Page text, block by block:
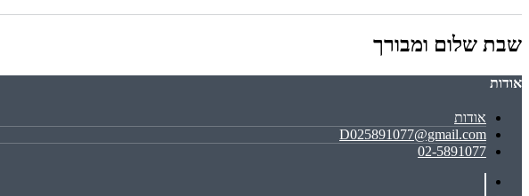
שבת שלום ומבורך
אודות
אודות
D025891077@gmail.com
02-5891077